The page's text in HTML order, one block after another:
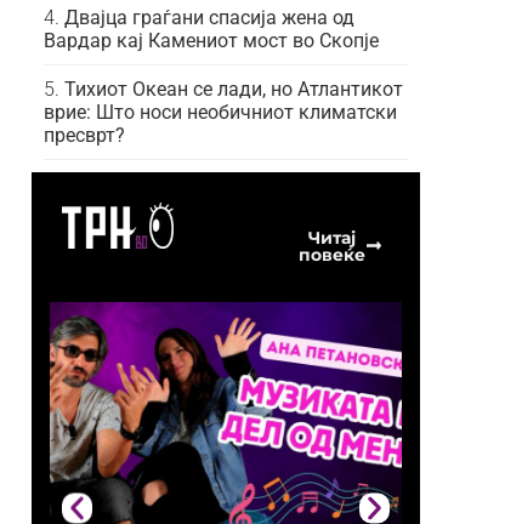
Двајца граѓани спасија жена од
Вардар кај Камениот мост во Скопје
Тихиот Океан се лади, но Атлантикот
врие: Што носи необичниот климатски
пресврт?
Читај
повеќе